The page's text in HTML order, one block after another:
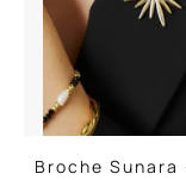
Broche Sunara